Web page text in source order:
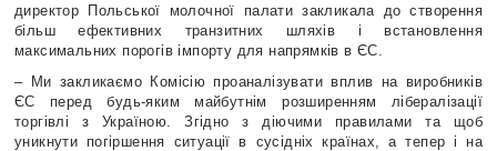
директор Польської молочної палати закликала до створення
більш ефективних транзитних шляхів і встановлення
максимальних порогів імпорту для напрямків в ЄС.
– Ми закликаємо Комісію проаналізувати вплив на виробників
ЄС перед будь-яким майбутнім розширенням лібералізації
торгівлі з Україною. Згідно з діючими правилами та щоб
уникнути погіршення ситуації в сусідніх країнах, а тепер і на